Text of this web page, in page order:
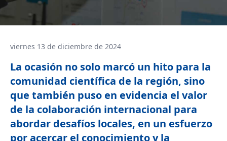
viernes 13 de diciembre de 2024
La ocasión no solo marcó un hito para la
comunidad científica de la región, sino
que también puso en evidencia el valor
de la colaboración internacional para
abordar desafíos locales, en un esfuerzo
por acercar el conocimiento y la